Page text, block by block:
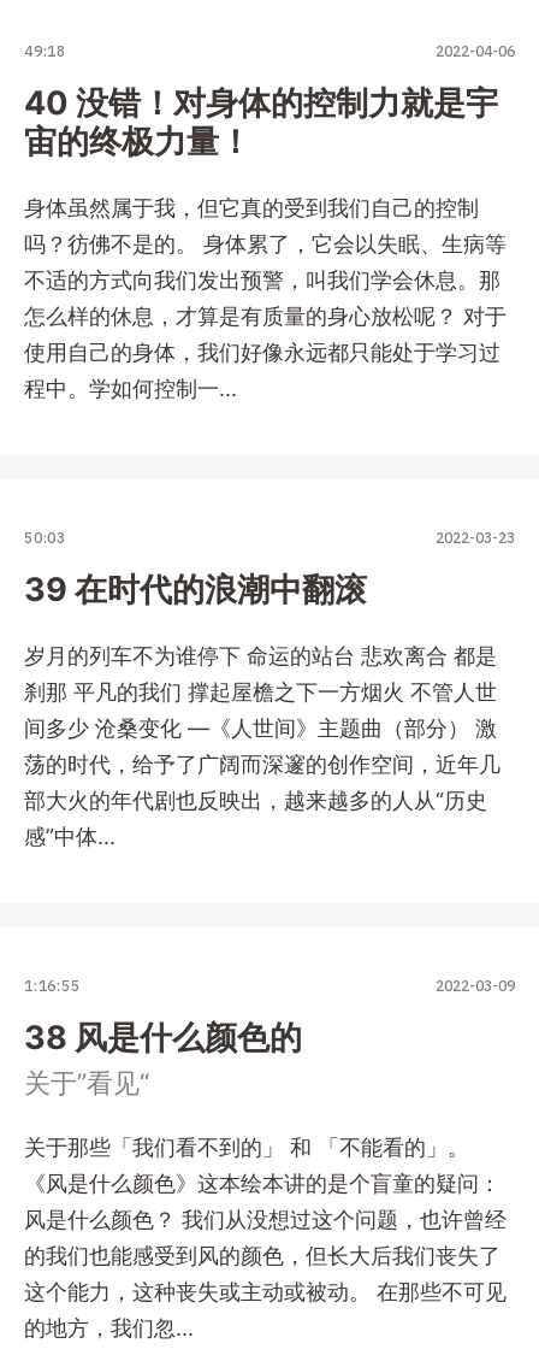
49:18 2022-04-06
40 没错！对身体的控制力就是宇
宙的终极力量！
身体虽然属于我，但它真的受到我们自己的控制
吗？彷佛不是的。 身体累了，它会以失眠、生病等
不适的方式向我们发出预警，叫我们学会休息。那
怎么样的休息，才算是有质量的身心放松呢？ 对于
使用自己的身体，我们好像永远都只能处于学习过
程中。学如何控制一...
50:03 2022-03-23
39 在时代的浪潮中翻滚
岁月的列车不为谁停下 命运的站台 悲欢离合 都是
刹那 平凡的我们 撑起屋檐之下一方烟火 不管人世
间多少 沧桑变化 —《人世间》主题曲（部分） 激
荡的时代，给予了广阔而深邃的创作空间，近年几
部大火的年代剧也反映出，越来越多的人从“历史
感”中体...
1:16:55 2022-03-09
38 风是什么颜色的
关于”看见“
关于那些「我们看不到的」 和 「不能看的」。
《风是什么颜色》这本绘本讲的是个盲童的疑问：
风是什么颜色？ 我们从没想过这个问题，也许曾经
的我们也能感受到风的颜色，但长大后我们丧失了
这个能力，这种丧失或主动或被动。 在那些不可见
的地方，我们忽...